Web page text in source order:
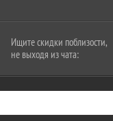
Ищите скидки поблизости,
не выходя из чата: